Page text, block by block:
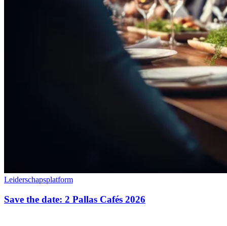
Leiderschapsplatform
Save the date: 2 Pallas Cafés 2026